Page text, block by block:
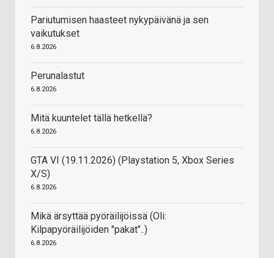
Pariutumisen haasteet nykypäivänä ja sen
vaikutukset
6.8.2026
Perunalastut
6.8.2026
Mitä kuuntelet tällä hetkellä?
6.8.2026
GTA VI (19.11.2026) (Playstation 5, Xbox Series
X/S)
6.8.2026
Mikä ärsyttää pyöräilijöissä (Oli:
Kilpapyöräilijöiden "pakat"..)
6.8.2026